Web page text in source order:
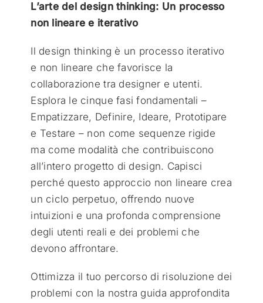
L’arte del design thinking: Un processo
non lineare e iterativo
Il design thinking è un processo iterativo
e non lineare che favorisce la
collaborazione tra designer e utenti.
Esplora le cinque fasi fondamentali –
Empatizzare, Definire, Ideare, Prototipare
e Testare – non come sequenze rigide
ma come modalità che contribuiscono
all’intero progetto di design. Capisci
perché questo approccio non lineare crea
un ciclo perpetuo, offrendo nuove
intuizioni e una profonda comprensione
degli utenti reali e dei problemi che
devono affrontare.
Ottimizza il tuo percorso di risoluzione dei
problemi con la nostra guida approfondita